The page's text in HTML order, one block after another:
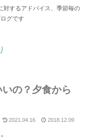
対するアドバイス、季節毎の
グです
の？夕食から
2021.04.16 2018.12.09